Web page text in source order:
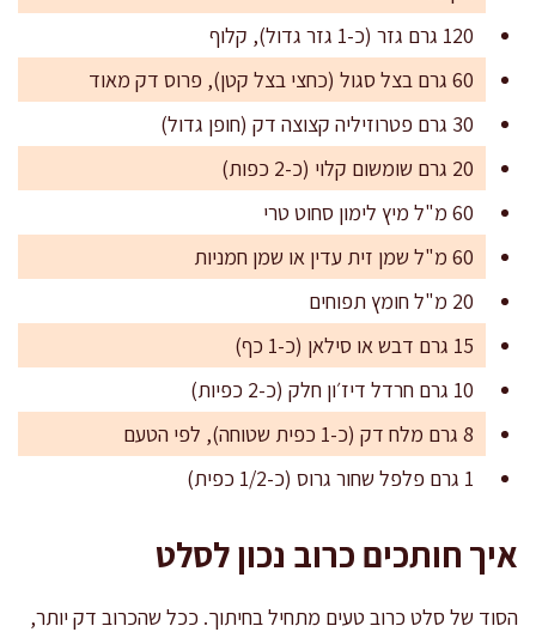
120 גרם גזר (כ-1 גזר גדול), קלוף
60 גרם בצל סגול (כחצי בצל קטן), פרוס דק מאוד
30 גרם פטרוזיליה קצוצה דק (חופן גדול)
20 גרם שומשום קלוי (כ-2 כפות)
60 מ"ל מיץ לימון סחוט טרי
60 מ"ל שמן זית עדין או שמן חמניות
20 מ"ל חומץ תפוחים
15 גרם דבש או סילאן (כ-1 כף)
10 גרם חרדל דיז׳ון חלק (כ-2 כפיות)
8 גרם מלח דק (כ-1 כפית שטוחה), לפי הטעם
1 גרם פלפל שחור גרוס (כ-1/2 כפית)
איך חותכים כרוב נכון לסלט
הסוד של סלט כרוב טעים מתחיל בחיתוך. ככל שהכרוב דק יותר,